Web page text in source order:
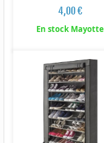
4,00 €
En stock Mayotte